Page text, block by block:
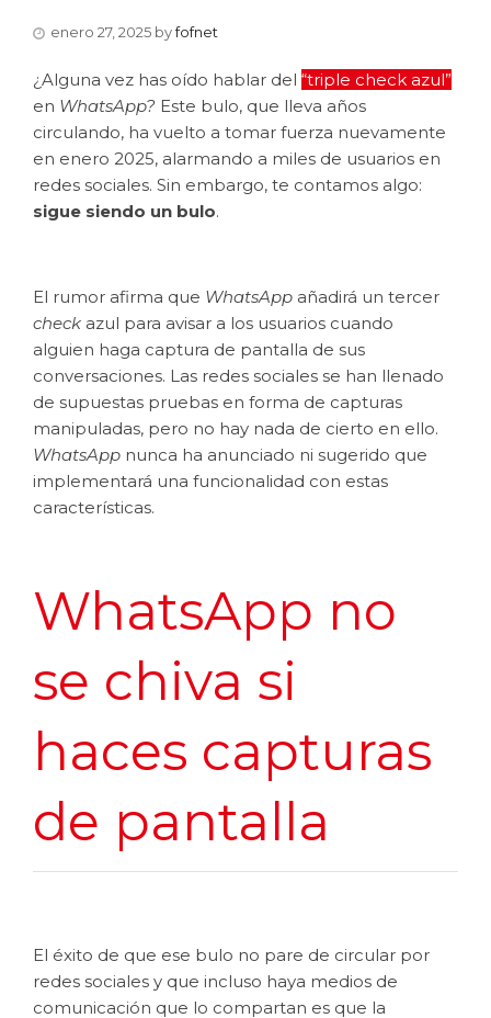
enero 27, 2025 byfofnet
¿Alguna vez has oído hablar del “triple check azul”
en WhatsApp? Este bulo, que lleva años
circulando, ha vuelto a tomar fuerza nuevamente
en enero 2025, alarmando a miles de usuarios en
redes sociales. Sin embargo, te contamos algo:
sigue siendo un bulo.
El rumor afirma que WhatsApp añadirá un tercer
check azul para avisar a los usuarios cuando
alguien haga captura de pantalla de sus
conversaciones. Las redes sociales se han llenado
de supuestas pruebas en forma de capturas
manipuladas, pero no hay nada de cierto en ello.
WhatsApp nunca ha anunciado ni sugerido que
implementará una funcionalidad con estas
características.
WhatsApp no
se chiva si
haces capturas
de pantalla
El éxito de que ese bulo no pare de circular por
redes sociales y que incluso haya medios de
comunicación que lo compartan es que la